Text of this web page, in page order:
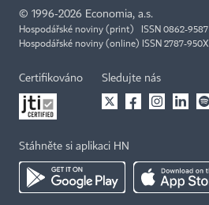
© 1996-2026 Economia, a.s.
Hospodářské noviny (print) ISSN 0862-9587
Hospodářské noviny (online) ISSN 2787-950X
Certifikováno Sledujte nás
Stáhněte si aplikaci HN